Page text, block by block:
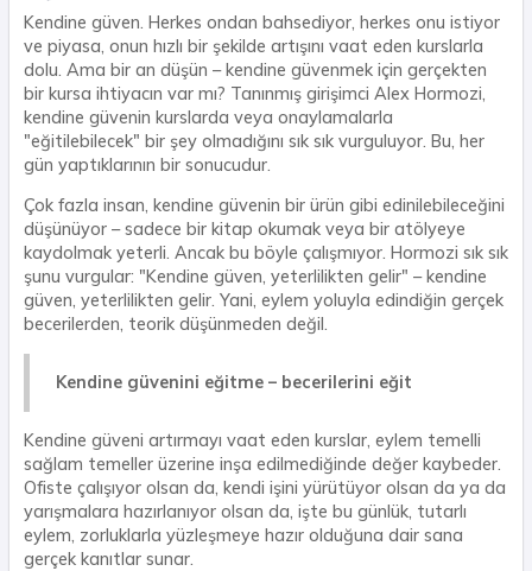
Kendine güven. Herkes ondan bahsediyor, herkes onu istiyor
ve piyasa, onun hızlı bir şekilde artışını vaat eden kurslarla
dolu. Ama bir an düşün – kendine güvenmek için gerçekten
bir kursa ihtiyacın var mı? Tanınmış girişimci Alex Hormozi,
kendine güvenin kurslarda veya onaylamalarla
"eğitilebilecek" bir şey olmadığını sık sık vurguluyor. Bu, her
gün yaptıklarının bir sonucudur.
Çok fazla insan, kendine güvenin bir ürün gibi edinilebileceğini
düşünüyor – sadece bir kitap okumak veya bir atölyeye
kaydolmak yeterli. Ancak bu böyle çalışmıyor. Hormozi sık sık
şunu vurgular: "Kendine güven, yeterlilikten gelir" – kendine
güven, yeterlilikten gelir. Yani, eylem yoluyla edindiğin gerçek
becerilerden, teorik düşünmeden değil.
Kendine güvenini eğitme – becerilerini eğit
Kendine güveni artırmayı vaat eden kurslar, eylem temelli
sağlam temeller üzerine inşa edilmediğinde değer kaybeder.
Ofiste çalışıyor olsan da, kendi işini yürütüyor olsan da ya da
yarışmalara hazırlanıyor olsan da, işte bu günlük, tutarlı
eylem, zorluklarla yüzleşmeye hazır olduğuna dair sana
gerçek kanıtlar sunar.